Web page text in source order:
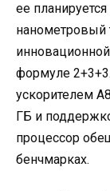
ее
нанометровый
формуле
ускорителем
ГБ и
процессор
бенчмарках.